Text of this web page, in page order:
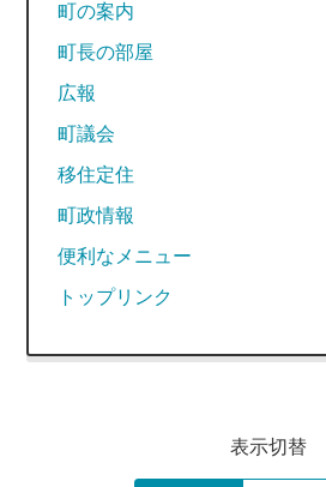
町の案内
町長の部屋
広報
町議会
移住定住
町政情報
便利なメニュー
トップリンク
表示切替